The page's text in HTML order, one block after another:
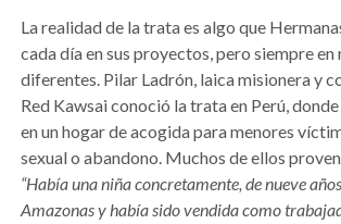
La realidad de la trata es algo que
cada día en sus proyectos, pero siempre
diferentes. Pilar Ladrón, laica misionera y
Red Kawsai conoció la trata en Perú, donde
en un hogar de acogida para menores
sexual o abandono. Muchos de ellos
“Había una niña concretamente, de nueve
Amazonas y había sido vendida como